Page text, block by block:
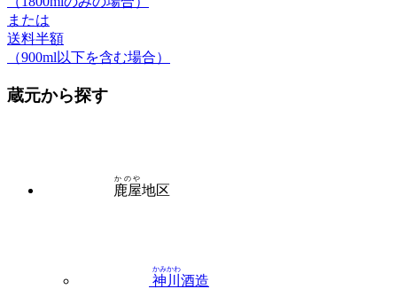
または
送料半額
（900ml以下を含む場合）
蔵元から探す
鹿屋
かのや
地区
神川
かみかわ
酒造